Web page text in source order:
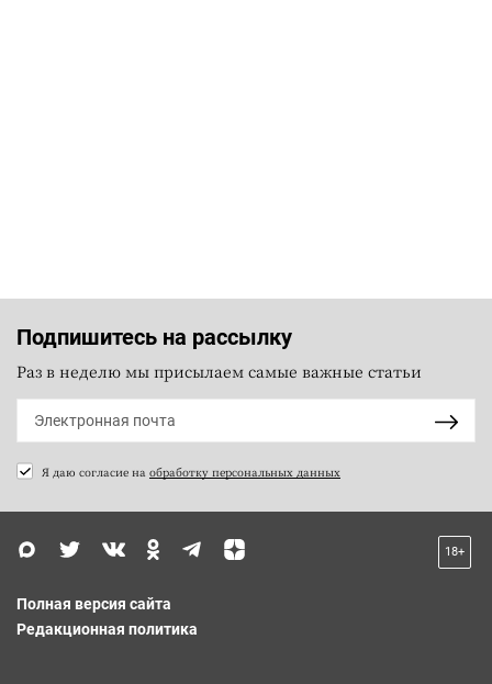
Подпишитесь на рассылку
Раз в неделю мы присылаем самые важные статьи
Я даю согласие на обработку персональных данных
18+
Полная версия сайта
Редакционная политика